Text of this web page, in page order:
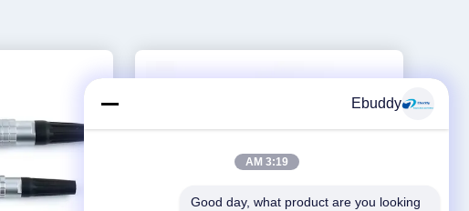
Ebuddy
3:19 AM
Good day, what product are you looking